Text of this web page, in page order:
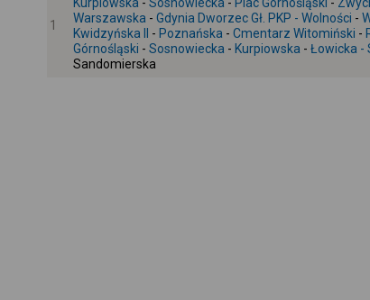
1
Warszawska - Gdynia Dworzec Gł. PKP - Wolności -
Kwidzyńska II
- Poznańska - Cmentarz Witomiński -
Górnośląski - Sosnowiecka - Kurpiowska - Łowicka -
Sandomierska